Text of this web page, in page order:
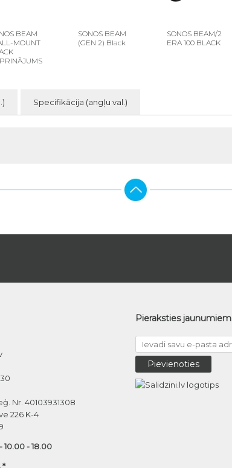
BEAM
MOUNT
SONOS BEAM
(GEN 2) Black
SONOS BEAM/2
ERA 100 BLACK
Specifikācija (angļu val.)
Nr. 40103931308
226 K-4
10.00 - 18.00
Pieraksties jaunumiem